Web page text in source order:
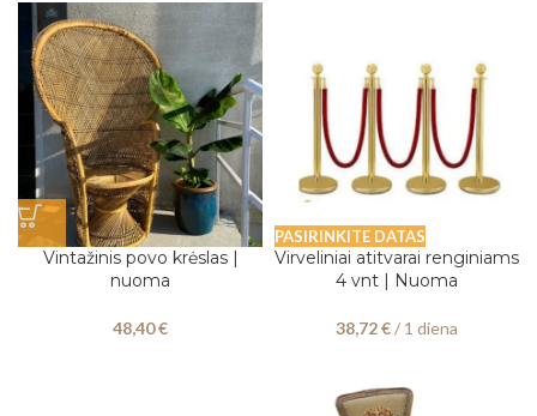
Vintažinis povo krėslas |
nuoma
48,40€
PASIRINKITE DATAS
Virveliniai atitvarai renginiams
4 vnt | Nuoma
38,72€/ 1 diena